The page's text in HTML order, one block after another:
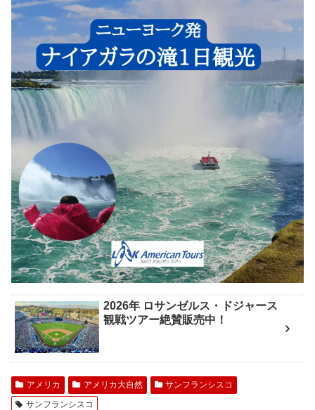
2026年 ロサンゼルス・ドジャース
観戦ツアー絶賛販売中！
アメリカ アメリカ大自然
サンフランシスコ
サンフランシスコ